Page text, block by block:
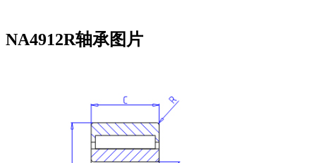
NA4912R轴承图片